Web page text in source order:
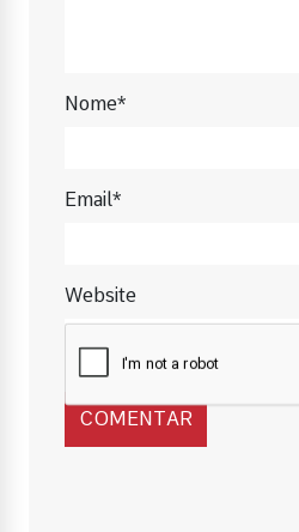
Nome*
Email*
Website